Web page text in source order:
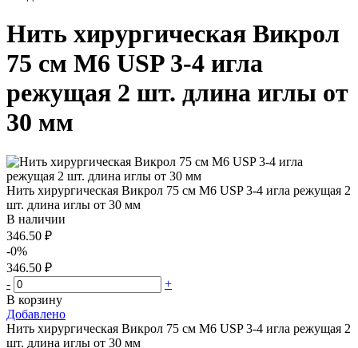
Нить хирургическая Викрол
75 см М6 USP 3-4 игла
режущая 2 шт. длина иглы от
30 мм
Нить хирургическая Викрол 75 см М6 USP 3-4 игла режущая 2
шт. длина иглы от 30 мм
В наличии
346.50 ₽
-0%
346.50 ₽
-
+
В корзину
Добавлено
Нить хирургическая Викрол 75 см М6 USP 3-4 игла режущая 2
шт. длина иглы от 30 мм